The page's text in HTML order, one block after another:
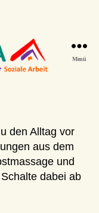
Menü
den Alltag vor
aus dem
und
dabei ab